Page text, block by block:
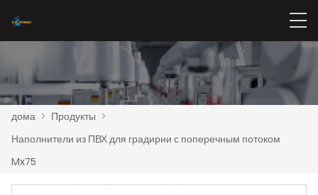
дома > Продукты >
Наполнители из ПВХ для градирни с поперечным потоком
Mx75